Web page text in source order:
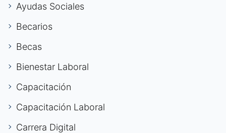
Ayudas Sociales
Becarios
Becas
Bienestar Laboral
Capacitación
Capacitación Laboral
Carrera Digital